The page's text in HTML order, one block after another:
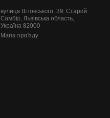
вулиця Вітовського, 39, Старий
Самбір, Львівська область,
Україна 82000
Мапа проїзду